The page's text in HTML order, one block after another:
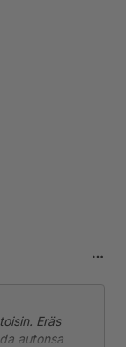
Eräs
autonsa